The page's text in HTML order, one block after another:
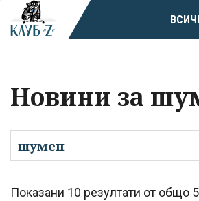
Новини за
Показани 10 резултати от общо